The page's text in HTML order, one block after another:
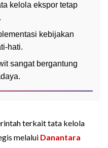
kelola ekspor tetap
kebijakan
hati.
sangat bergantung
terkait tata kelola
melalui Danantara